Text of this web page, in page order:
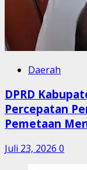
Daerah
DPRD
Percepatan
Pemetaan
Juli 23, 2026 0